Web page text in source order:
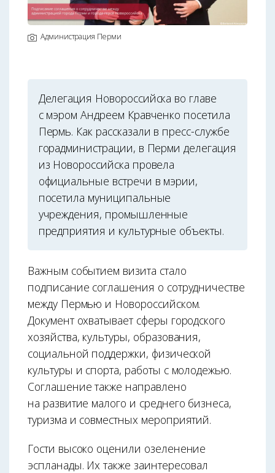
Администрация Перми
Делегация Новороссийска во главе
с мэром Андреем Кравченко посетила
Пермь. Как рассказали в пресс-службе
горадминистрации, в Перми делегация
из Новороссийска провела
официальные встречи в мэрии,
посетила муниципальные
учреждения, промышленные
предприятия и культурные объекты.
Важным событием визита стало
подписание соглашения о сотрудничестве
между Пермью и Новороссийском.
Документ охватывает сферы городского
хозяйства, культуры, образования,
социальной поддержки, физической
культуры и спорта, работы с молодежью.
Соглашение также направлено
на развитие малого и среднего бизнеса,
туризма и совместных мероприятий.
Гости высоко оценили озеленение
эспланады. Их также заинтересовал